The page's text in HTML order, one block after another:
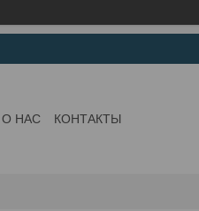
О НАС КОНТАКТЫ